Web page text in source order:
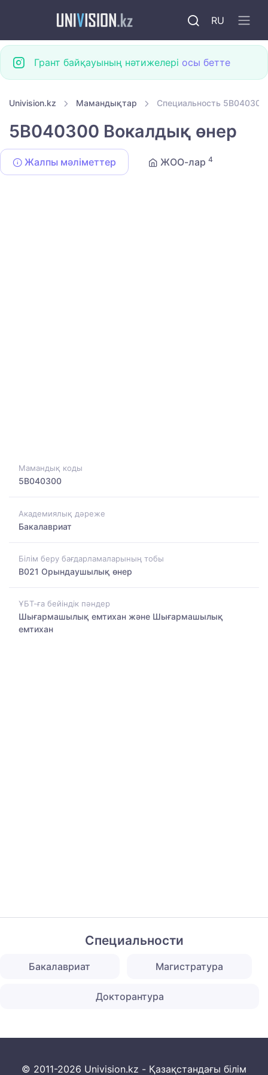
RU
Грант байқауының нәтижелері осы бетте
Univision.kz Мамандықтар Специальность
5B040300 Вокалдық өнер
Жалпы мәліметтер ЖОО-лар 4
Мамандық коды
5B040300
Академиялық дәреже
Бакалавриат
Білім беру бағдарламаларының тобы
B021 Орындаушылық өнер
ҰБТ-ға бейіндік пәндер
Шығармашылық емтихан және Шығармашылық
емтихан
Специальности
Бакалавриат Магистратура
Докторантура
© 2011-2026 Univision.kz - Қазақстандағы білім